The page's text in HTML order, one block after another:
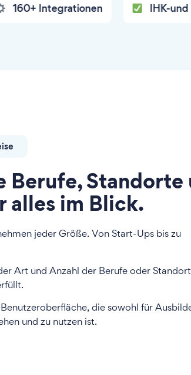
IHK-und HWK
Berufe, Standorte
alles im Blick.
jeder Größe. Von Start-Ups bis zu
Art und Anzahl der Berufe oder
die sowohl für
und zu nutzen ist.